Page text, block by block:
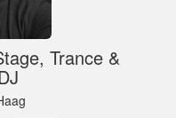
Trance &